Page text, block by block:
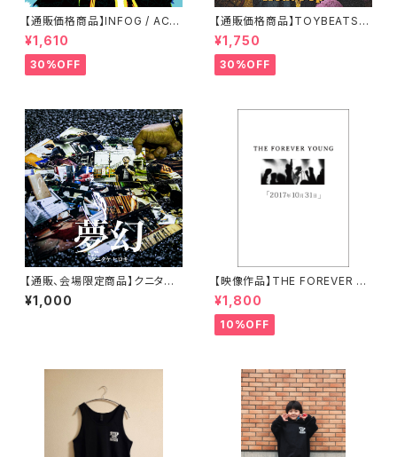
【通販価格商品】INFOG / ACC
ELERATION
¥1,610
30%OFF
【通販価格商品】TOYBEATS /
HeadPop
¥1,750
30%OFF
【通販、会場限定商品】クニタケ
ヒロキ / 夢幻
¥1,000
【映像作品】THE FOREVER Y
OUNG / 2017年10月31日【通
販限定商品】
¥1,800
10%OFF